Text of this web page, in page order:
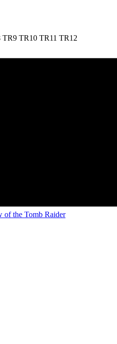
TR9 TR10 TR11 TR12
of the Tomb Raider